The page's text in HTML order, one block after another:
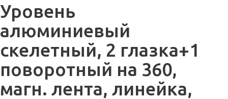
Уровень
алюминиевый
скелетный, 2 глазка+1
поворотный на 360,
магн. лента, линейка,